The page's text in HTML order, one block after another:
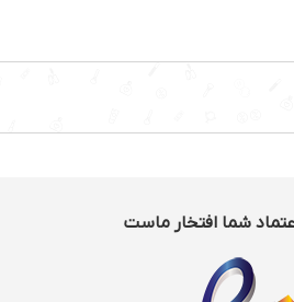
کف شیر:دارد
شما افتخار ماست